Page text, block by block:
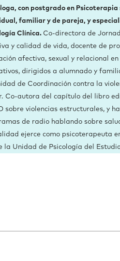
con postgrado en
familiar y de pareja, y
Clínica. Co-directora de
y calidad de vida, docente de
afectiva, sexual y relacional
dirigidos a alumnado y
de Coordinación contra la
Co-autora del capítulo del libro
sobre violencias estructurales, y
de radio hablando sobre
ejerce como psicoterapeuta
la Unidad de Psicología del